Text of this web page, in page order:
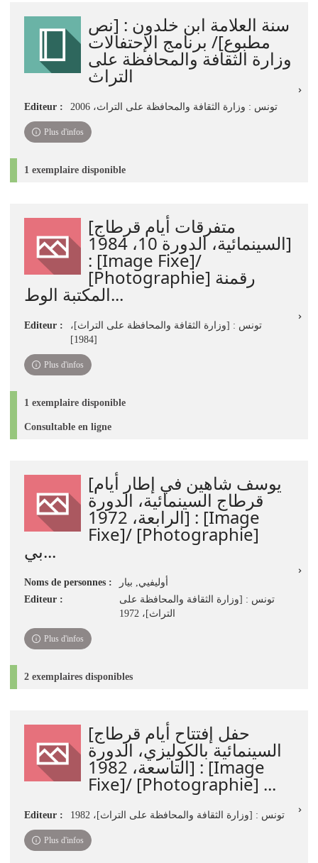
سنة العلامة ابن خلدون : [نص
مطبوع]/ برنامج الإحتفالات
وزارة الثقافة والمحافظة على
التراث
Editeur : تونس : وزارة الثقافة والمحافظة على التراث، 2006
Plus d'infos
1 exemplaire disponible
[متفرقات أيام قرطاج
السينمائية، الدورة 10، 1984]
: [Image Fixe]/
[Photographie] رقمنة
المكتبة الوط...
Editeur :
تونس : [وزارة الثقافة والمحافظة على التراث]،
[1984]
Plus d'infos
1 exemplaire disponible
Consultable en ligne
[يوسف شاهين في إطار أيام
قرطاج السينمائية، الدورة
الرابعة، 1972] : [Image
Fixe]/ [Photographie]
بي...
Noms de personnes :
أوليفيي, بيار
Editeur :
تونس : [وزارة الثقافة والمحافظة على
التراث]، 1972
Plus d'infos
2 exemplaires disponibles
[حفل إفتتاح أيام قرطاج
السينمائية بالكوليزي، الدورة
التاسعة، 1982] : [Image
Fixe]/ [Photographie] ...
Editeur : تونس : [وزارة الثقافة والمحافظة على التراث]، 1982
Plus d'infos